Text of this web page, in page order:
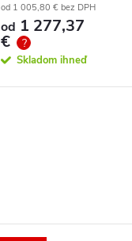
od 1 005,80 € bez DPH
od 1 277,37
€ ?
Skladom ihneď